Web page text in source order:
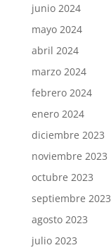
junio 2024
mayo 2024
abril 2024
marzo 2024
febrero 2024
enero 2024
diciembre 2023
noviembre 2023
octubre 2023
septiembre 2023
agosto 2023
julio 2023